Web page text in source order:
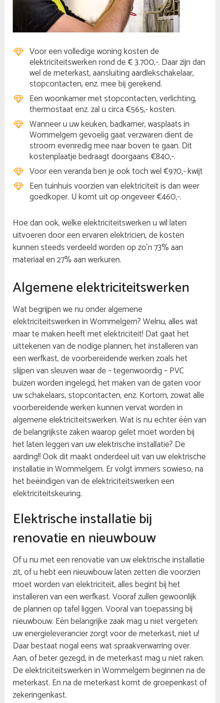
Voor een volledige woning kosten de
elektriciteitswerken rond de € 3.700,-. Daar zijn dan
wel de meterkast, aansluiting aardlekschakelaar,
stopcontacten, enz. mee bij gerekend.
Een woonkamer met stopcontacten, verlichting,
thermostaat enz. zal u circa €565,- kosten.
Wanneer u uw keuken, badkamer, wasplaats in
Wommelgem gevoelig gaat verzwaren dient de
stroom evenredig mee naar boven te gaan. Dit
kostenplaatje bedraagt doorgaans €840,-.
Voor een veranda ben je ook toch wel €970,- kwijt
Een tuinhuis voorzien van elektriciteit is dan weer
goedkoper. U komt uit op ongeveer €460,-.
Hoe dan ook, welke elektriciteitswerken u wil laten
uitvoeren door een ervaren elektricien, de kosten
kunnen steeds verdeeld worden op zo’n 73% aan
materiaal en 27% aan werkuren.
Algemene elektriciteitswerken
Wat begrijpen we nu onder algemene
elektriciteitswerken in Wommelgem? Welnu, alles wat
maar te maken heeft met elektriciteit! Dat gaat het
uittekenen van de nodige plannen, het installeren van
een werfkast, de voorbereidende werken zoals het
slijpen van sleuven waar de – tegenwoordig – PVC
buizen worden ingelegd, het maken van de gaten voor
uw schakelaars, stopcontacten, enz. Kortom, zowat alle
voorbereidende werken kunnen vervat worden in
algemene elektriciteitswerken. Wat is nu echter één van
de belangrijkste zaken waarop gelet moet worden bij
het laten leggen van uw elektrische installatie? De
aarding!! Ook dit maakt onderdeel uit van uw elektrische
installatie in Wommelgem. Er volgt immers sowieso, na
het beëindigen van de elektriciteitswerken een
elektriciteitskeuring.
Elektrische installatie bij
renovatie en nieuwbouw
Of u nu met een renovatie van uw elektrische installatie
zit, of u hebt een nieuwbouw laten zetten die voorzien
moet worden van elektriciteit, alles begint bij het
installeren van een werfkast. Vooraf zullen gewoonlijk
de plannen op tafel liggen. Vooral van toepassing bij
nieuwbouw. Eén belangrijke zaak mag u niet vergeten:
uw energieleverancier zorgt voor de meterkast, niet u!
Daar bestaat nogal eens wat spraakverwarring over.
Aan, of beter gezegd, in de meterkast mag u niet raken.
De elektriciteitswerken in Wommelgem beginnen na de
meterkast. En na de meterkast komt de groepenkast of
zekeringenkast.